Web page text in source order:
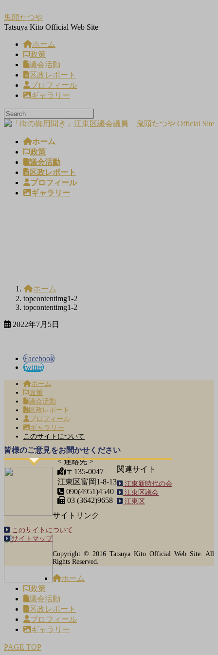
ン
テ
ビ
ゲ
鬼頭たつや
Tatsuya Kito Official Web Site
ホーム
政策
議会活動
区政レポート
プロフィール
ギャラリー
ホーム
政策
議会活動
区政レポート
プロフィール
ギャラリー
ホーム
topcontentimg1-2
topcontentimg1-2
2022年7月5日
Facebook
twitter
ホーム
政策
議会活動
区政レポート
プロフィール
ギャラリー
このサイトについて
皆様のご意見をお聞かせください
< 連絡先 >
〒135-0047
江東区富岡1-8-13
090(4951)4540
03 (3642)9658
関連サイト
江東新時代の会
江東区議会
江東区
サイトリンク
このサイトについて
サイトマップ
Copyright © 2016 Tatsuya Kito Official Web Site. All
Rights Reserved.
ホーム
政策
議会活動
区政レポート
プロフィール
ギャラリー
PAGE TOP